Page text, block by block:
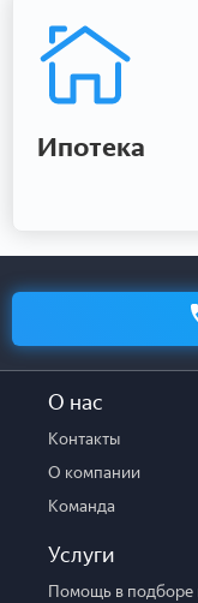
Ипотека
О нас
Контакты
О компании
Команда
Услуги
Помощь в подборе